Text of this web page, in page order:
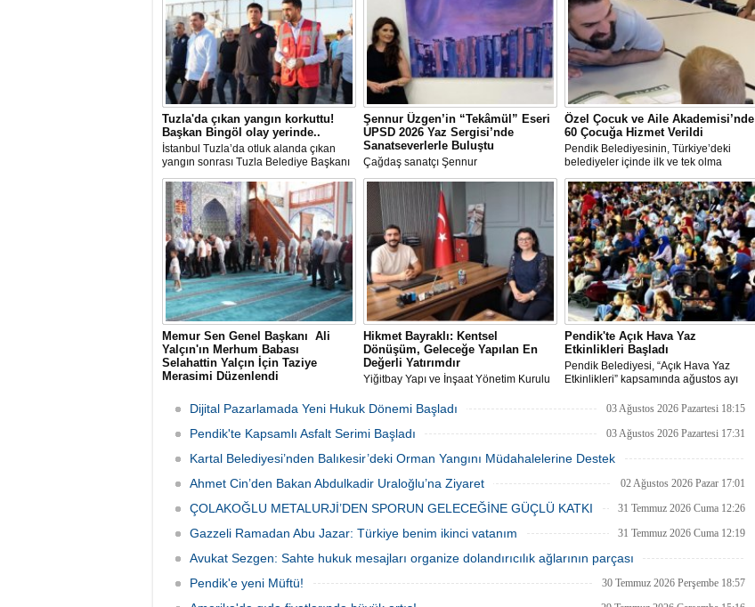
Tuzla'da çıkan yangın korkuttu!
Başkan Bingöl olay yerinde..
İstanbul Tuzla’da otluk alanda çıkan
yangın sonrası Tuzla Belediye Başkanı
Av. Eren Ali Bingöl de bölgeye giderek
incelemelerde bulundu.
Şennur Üzgen’in “Tekâmül” Eseri
UPSD 2026 Yaz Sergisi’nde
Sanatseverlerle Buluştu
Çağdaş sanatçı Şennur
Üzgen’in Tekâmül adlı eseri,
Uluslararası Plastik Sanatlar Derneği
(UPSD) tarafından düzenlenen 2026
Yaz Sergisi’nde sanatseverlerle buluştu.
Özel Çocuk ve Aile Akademisi’nde
60 Çocuğa Hizmet Verildi
Pendik Belediyesinin, Türkiye’deki
belediyeler içinde ilk ve tek olma
özelliği taşıyan “Özel Çocuk ve Aile
Akademisi” programından ilk dönemde
60 özel çocuk yararlandı.
Memur Sen Genel Başkanı Ali
Yalçın'ın Merhum Babası
Selahattin Yalçın İçin Taziye
Merasimi Düzenlendi
rahmet-i Rahman'a kavuşan kıymetli
babası Selahattin Yalçın için, Eğitim-Bir-
Sen İstanbul Şubelerinin
günü Sultanbeyli Abdurrahmangazi
Hikmet Bayraklı: Kentsel
Dönüşüm, Geleceğe Yapılan En
Değerli Yatırımdır
Yiğitbay Yapı ve İnşaat Yönetim Kurulu
Bayraklı, emlak ve gayrimenkul
danışmanı Aslı Alan’ı çalışma ofisinde
ağırladı
Pendik'te Açık Hava Yaz
Etkinlikleri Başladı
Pendik Belediyesi, “Açık Hava Yaz
Etkinlikleri” kapsamında ağustos ayı
geceleri ve açık hava tiyatrolarıyla
etkinliklerinde buluşturuyor.
Dijital Pazarlamada Yeni Hukuk Dönemi Başladı 03 Ağustos 2026 Pazartesi 18:15
Pendik'te Kapsamlı Asfalt Serimi Başladı 03 Ağustos 2026 Pazartesi 17:31
Kartal Belediyesi’nden Balıkesir’deki Orman Yangını Müdahalelerine Destek
03 Ağustos 2026 Pazartesi 11:55
Ahmet Cin’den Bakan Abdulkadir Uraloğlu’na Ziyaret 02 Ağustos 2026 Pazar 17:01
ÇOLAKOĞLU METALURJİ’DEN SPORUN GELECEĞİNE GÜÇLÜ KATKI 31 Temmuz 2026 Cuma 12:26
Gazzeli Ramadan Abu Jazar: Türkiye benim ikinci vatanım 31 Temmuz 2026 Cuma 12:19
Avukat Sezgen: Sahte hukuk mesajları organize dolandırıcılık ağlarının parçası
31 Temmuz 2026 Cuma 12:10
Pendik'e yeni Müftü! 30 Temmuz 2026 Perşembe 18:57